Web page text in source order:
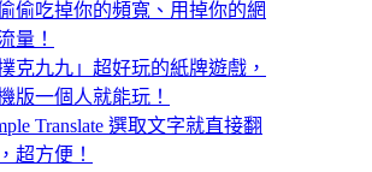
偷吃掉你的頻寬、用掉你的網
量！
撲克九九」超好玩的紙牌遊戲，
版一個人就能玩！
Translate 選取文字就直接翻
超方便！